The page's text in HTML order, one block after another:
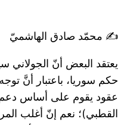
✍️ محمّد صادق الهاشميّ
يعتقد البعض أنّ الجولاني
حكم سوريا، باعتبار أنَّ
عقود يقوم على أساس
القطبي)؛ نعم إنّ أغلب